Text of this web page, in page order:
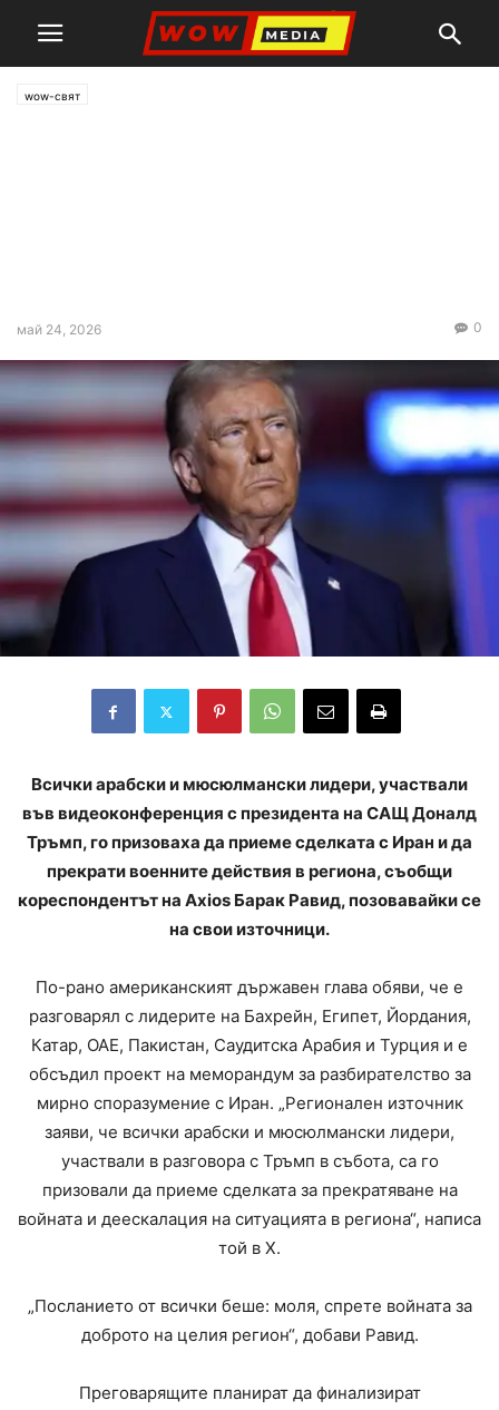
wow-свят
май 24, 2026 0
Всички арабски и мюсюлмански лидери, участвали
във видеоконференция с президента на САЩ Доналд
Тръмп, го призоваха да приеме сделката с Иран и да
прекрати военните действия в региона, съобщи
кореспондентът на Axios Барак Равид, позовавайки се
на свои източници.
По-рано американският държавен глава обяви, че е
разговарял с лидерите на Бахрейн, Египет, Йордания,
Катар, ОАЕ, Пакистан, Саудитска Арабия и Турция и е
обсъдил проект на меморандум за разбирателство за
мирно споразумение с Иран. „Регионален източник
заяви, че всички арабски и мюсюлмански лидери,
участвали в разговора с Тръмп в събота, са го
призовали да приеме сделката за прекратяване на
войната и деескалация на ситуацията в региона“, написа
той в X.
„Посланието от всички беше: моля, спрете войната за
доброто на целия регион“, добави Равид.
Преговарящите планират да финализират